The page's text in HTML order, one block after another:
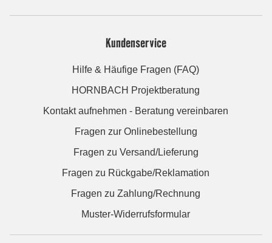
Kundenservice
Hilfe & Häufige Fragen (FAQ)
HORNBACH Projektberatung
Kontakt aufnehmen - Beratung vereinbaren
Fragen zur Onlinebestellung
Fragen zu Versand/Lieferung
Fragen zu Rückgabe/Reklamation
Fragen zu Zahlung/Rechnung
Muster-Widerrufsformular